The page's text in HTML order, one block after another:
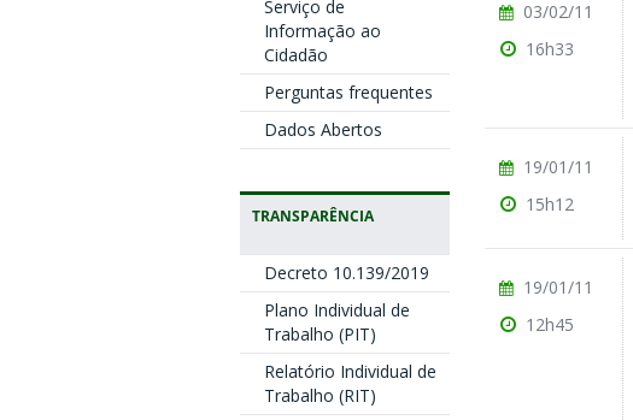
Serviço de
Informação ao
Cidadão
Perguntas frequentes
Dados Abertos
TRANSPARÊNCIA
Decreto 10.139/2019
Plano Individual de
Trabalho (PIT)
Relatório Individual de
Trabalho (RIT)
03/02/11
16h33
19/01/11
15h12
19/01/11
12h45